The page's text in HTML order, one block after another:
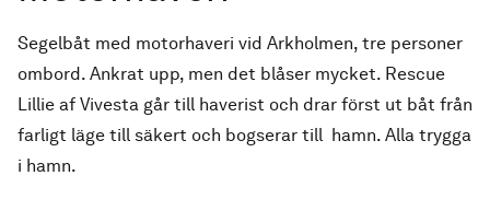
Segelbåt med motorhaveri vid Arkholmen, tre personer
ombord. Ankrat upp, men det blåser mycket. Rescue
Lillie af Vivesta går till haverist och drar först ut båt från
farligt läge till säkert och bogserar till hamn. Alla trygga
i hamn.